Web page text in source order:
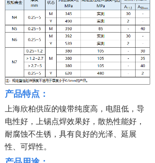
产品特点：
上海欣柏供应的镍带纯度高，电阻低，导
电性好，上锡点焊效果好，散热性能好，
耐腐蚀不生锈，具有良好的光泽、延展
性、可焊性。